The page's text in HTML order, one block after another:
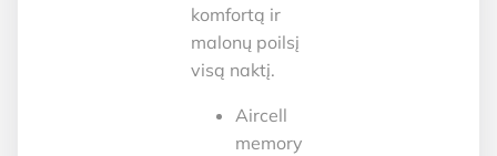
komfortą ir
malonų poilsį
visą naktį.
Aircell
memory